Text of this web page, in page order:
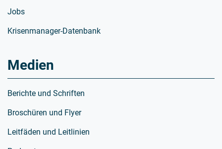
Jobs
Krisenmanager-Datenbank
Medien
Berichte und Schriften
Broschüren und Flyer
Leitfäden und Leitlinien